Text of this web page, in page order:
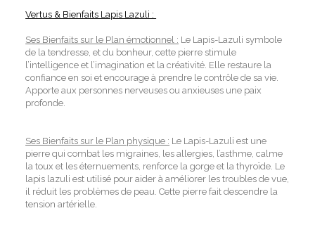
Vertus & Bienfaits Lapis Lazuli :
Ses Bienfaits sur le Plan émotionnel : Le Lapis-Lazuli symbole
de la tendresse, et du bonheur, cette pierre stimule
l’intelligence et l’imagination et la créativité. Elle restaure la
confiance en soi et encourage à prendre le contrôle de sa vie.
Apporte aux personnes nerveuses ou anxieuses une paix
profonde.
Ses Bienfaits sur le Plan physique : Le Lapis-Lazuli est une
pierre qui combat les migraines, les allergies, l’asthme, calme
la toux et les éternuements, renforce la gorge et la thyroïde. Le
lapis lazuli est utilisé pour aider à améliorer les troubles de vue,
il réduit les problèmes de peau. Cette pierre fait descendre la
tension artérielle.